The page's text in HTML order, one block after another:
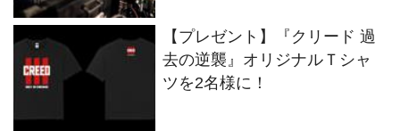
【プレゼント】『クリード 過
去の逆襲』オリジナルＴシャ
ツを2名様に！